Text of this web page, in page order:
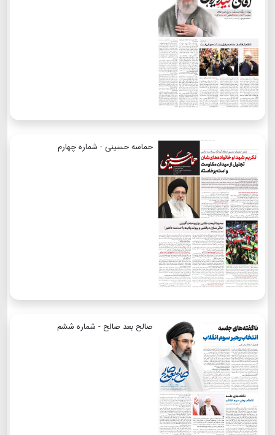
حماسه حسینی - شماره چهارم
صالح بعد صالح - شماره ششم